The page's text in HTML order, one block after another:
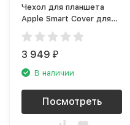
Чехол для планшета
Apple Smart Cover для
iPad Mini тёмный
ультрамарин
3 949₽
В наличии
Посмотреть